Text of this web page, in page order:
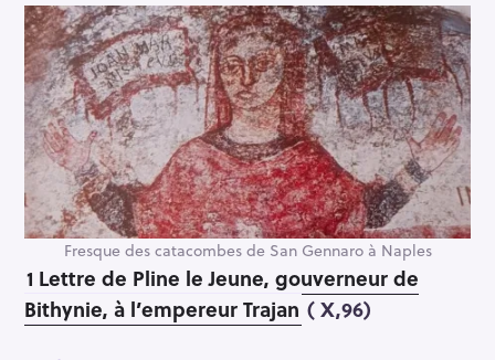
Fresque des catacombes de San Gennaro à Naples
1 Lettre de Pline le Jeune, gouverneur de
Bithynie, à l’empereur Trajan ( X,96)